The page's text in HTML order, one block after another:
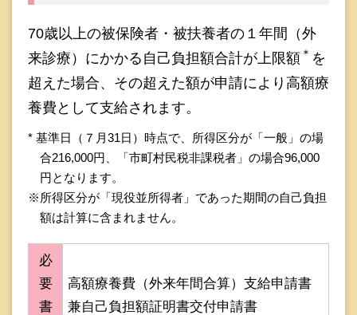
70歳以上の被保険者・被扶養者の１年間（外
来診療）にかかる自己負担額合計が上限額 ＊ を
超えた場合、その超えた額が申請により高額療
養費として支給されます。
* 基準日（７月31日）時点で、所得区分が「一般」の場
合216,000円、「市町村民税非課税者」の場合96,000
円となります。
※所得区分が「現役並所得者」であった期間の自己負担
額は計算に含まれません。
必
要
書
高額療養費（外来年間合算）支給申請書
兼自己負担額証明書交付申請書